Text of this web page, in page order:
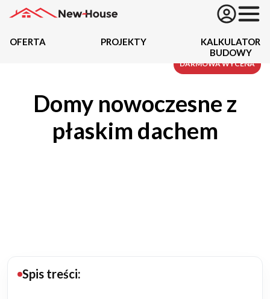
Oferta
OFERTA PROJEKTY
KALKULATOR
BUDOWY
Domy nowoczesne z
płaskim dachem
Spis treści:
DARMOWA WYCENA